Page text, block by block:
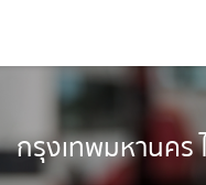
กรุงเทพมหานคร